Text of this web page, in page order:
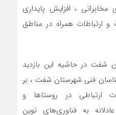
، افزایش پایداری
و ارتباطات همراه در مناطق
شفت در حاشیه این بازدید
فنی شهرستان شفت ، بر
ارتباطی در روستاها و
به فناوری‌های نوین